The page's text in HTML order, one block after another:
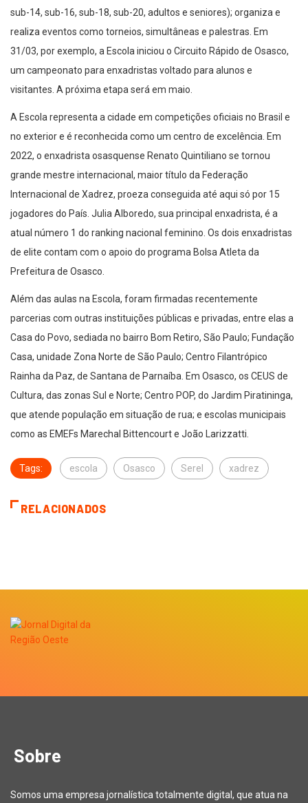
sub-14, sub-16, sub-18, sub-20, adultos e seniores); organiza e
realiza eventos como torneios, simultâneas e palestras. Em
31/03, por exemplo, a Escola iniciou o Circuito Rápido de Osasco,
um campeonato para enxadristas voltado para alunos e
visitantes. A próxima etapa será em maio.
A Escola representa a cidade em competições oficiais no Brasil e
no exterior e é reconhecida como um centro de excelência. Em
2022, o enxadrista osasquense Renato Quintiliano se tornou
grande mestre internacional, maior título da Federação
Internacional de Xadrez, proeza conseguida até aqui só por 15
jogadores do País. Julia Alboredo, sua principal enxadrista, é a
atual número 1 do ranking nacional feminino. Os dois enxadristas
de elite contam com o apoio do programa Bolsa Atleta da
Prefeitura de Osasco.
Além das aulas na Escola, foram firmadas recentemente
parcerias com outras instituições públicas e privadas, entre elas a
Casa do Povo, sediada no bairro Bom Retiro, São Paulo; Fundação
Casa, unidade Zona Norte de São Paulo; Centro Filantrópico
Rainha da Paz, de Santana de Parnaíba. Em Osasco, os CEUS de
Cultura, das zonas Sul e Norte; Centro POP, do Jardim Piratininga,
que atende população em situação de rua; e escolas municipais
como as EMEFs Marechal Bittencourt e João Larizzatti.
Tags: escola Osasco Serel xadrez
RELACIONADOS
Sobre
Somos uma empresa jornalística totalmente digital, que atua na